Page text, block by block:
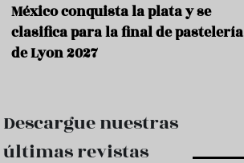
m
o
México conquista la plata y se
clasifica para la final de pastelería
de Lyon 2027
Descargue nuestras
últimas revistas